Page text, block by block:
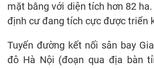
mặt bằng với diện tích hơn 82
định cư đang tích cực được triển
Tuyến đường kết nối sân bay
đô Hà Nội (đoạn qua địa bàn